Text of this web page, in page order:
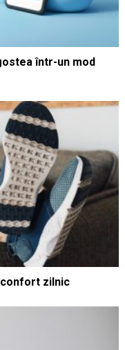
într-un mod
confort zilnic